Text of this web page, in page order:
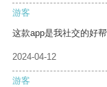
游客
这款app是我社交的好
2024-04-12
游客